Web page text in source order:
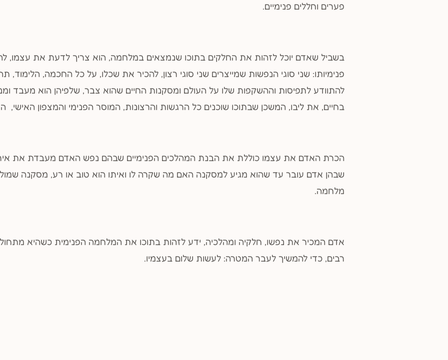
פערים וחללים פנימיים.
בשביל שאדם יוכל לזהות את החלקים בתוכו שנמצאים במלחמה, הוא צריך לדעת את עצמו,
פנימיותו: שני סוגי הנפשות שמייצרים שני סוגי רצון, להכיר את שכלו, על כל החכמה, הלימוד,
להתוודע לתפיסות וההשקפות שלו על העולם ומסקנות החיים שהוא צבר, שלפיהן הוא מעבד
בחיים, את ליבו, המשכן שבתוכו שוכנים כל הרגשות והרצונות, המוסר הפנימי והמצפון האישי,
הכרת האדם את עצמו כוללת את הבנת המהלכים הפנימיים שבהם נפש האדם מעבדת את
שבהן אדם עובר עד שהוא מגיע למסקנה האם מה שקרה לו ואיתו הוא טוב או רע, מסקנה
מלחמה.
אדם המכיר את נפשו, חלקיה ומהלכיה, ידע לזהות בתוכו את המלחמה הפנימית כשהיא
רבים, כדי להמשיך לעבר המטרה: לעשות שלום בעצמיו.